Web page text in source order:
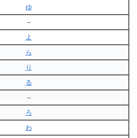
ゆ
–
よ
ら
り
る
–
ろ
わ